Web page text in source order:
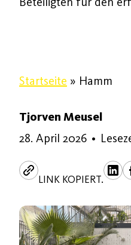
Startseite » Hamm
Tjorven Meusel
28. April 202628. April
•
LINK KOPIERT.